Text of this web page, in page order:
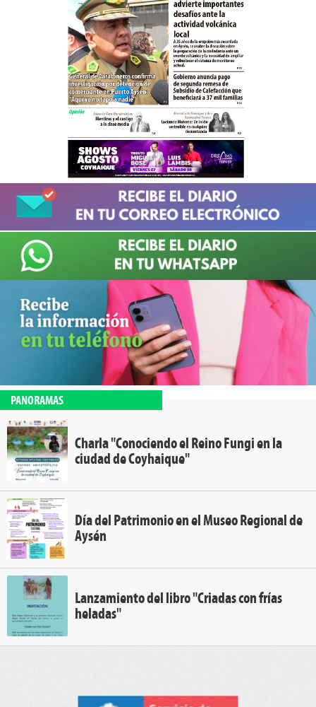
PANORAMAS
Charla "Conociendo el Reino Fungi en la
ciudad de Coyhaique"
Día del Patrimonio en el Museo Regional de
Aysén
Lanzamiento del libro "Criadas con frías
heladas"